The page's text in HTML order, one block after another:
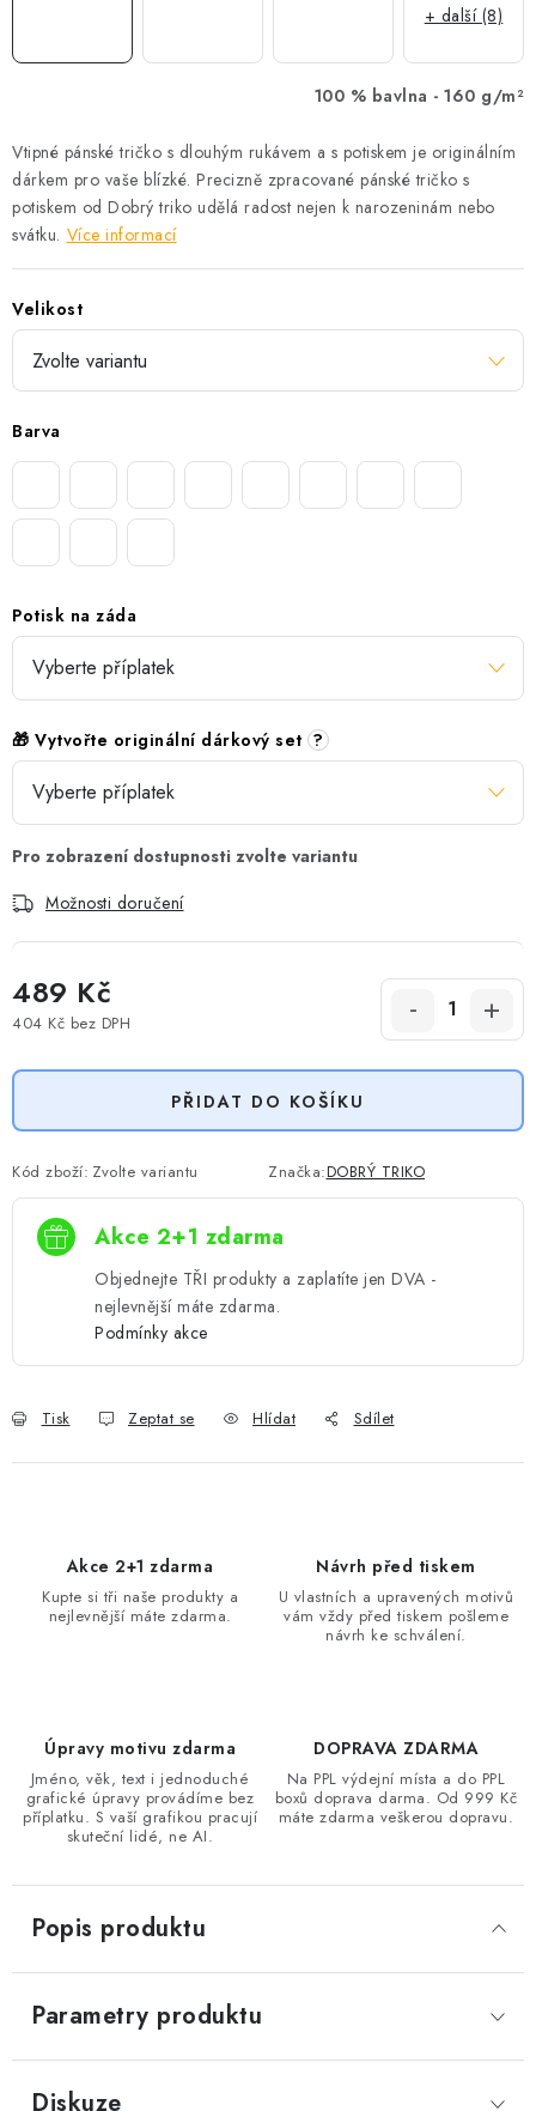
100 % bavlna - 160 g/m²
Vtipné pánské tričko s dlouhým rukávem a s potiskem je originálním
dárkem pro vaše blízké. Precizně zpracované pánské tričko s
potiskem od Dobrý triko udělá radost nejen k narozeninám nebo
svátku. Více informací
Velikost
Barva
Potisk na záda
🎁 Vytvořte originální dárkový set ?
Možnosti doručení
489 Kč
404 Kč bez DPH
PŘIDAT DO KOŠÍKU
Kód zboží: Zvolte variantu Značka:DOBRÝ TRIKO
Akce 2+1 zdarma
Objednejte TŘI produkty a zaplatíte jen DVA -
nejlevnější máte zdarma.
Podmínky akce
Tisk Zeptat se Hlídat Sdílet
+ další (8)
Akce 2+1 zdarma
Kupte si tři naše produkty a
nejlevnější máte zdarma.
Návrh před tiskem
U vlastních a upravených motivů
vám vždy před tiskem pošleme
návrh ke schválení.
Úpravy motivu zdarma
Jméno, věk, text i jednoduché
grafické úpravy provádíme bez
příplatku. S vaší grafikou pracují
skuteční lidé, ne AI.
DOPRAVA ZDARMA
Na PPL výdejní místa a do PPL
boxů doprava darma. Od 999 Kč
máte zdarma veškerou dopravu.
Popis produktu
Parametry produktu
Diskuze